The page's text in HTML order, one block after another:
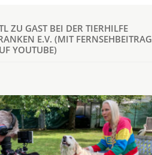
ZU GAST BEI DER TIERHILFE
E.V. (MIT FERNSEHBEITRAG
YOUTUBE)